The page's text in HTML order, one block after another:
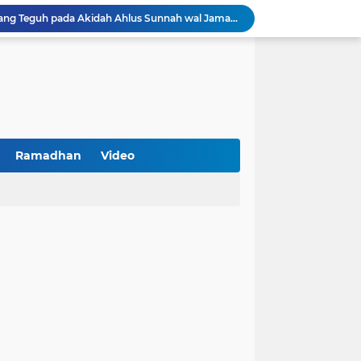
Khutbah Jumat: Berpegang Teguh pada Akidah Ahlus Sunnah wal Jamaah, Akidah Mayoritas Umat
Borong Prestasi, Satlantas Polres Sampang Dinobatkan Terbaik II Input Data Digital Semester 1/2026
Kemenkop Tekankan Peran Strategis Manajer dalam Menentukan Keberhasilan KDKMP
Ramadhan Video